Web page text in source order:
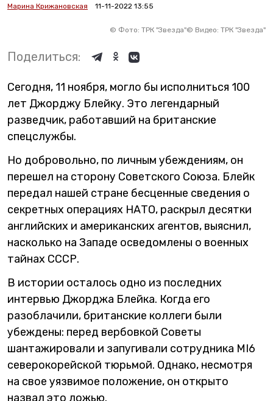
Марина Крижановская 11-11-2022 13:55
© Фото: ТРК "Звезда"© Видео: ТРК "Звезда"
Поделиться:
Сегодня, 11 ноября, могло бы исполниться 100
лет Джорджу Блейку. Это легендарный
разведчик, работавший на британские
спецслужбы.
Но добровольно, по личным убеждениям, он
перешел на сторону Советского Союза. Блейк
передал нашей стране бесценные сведения о
секретных операциях НАТО, раскрыл десятки
английских и американских агентов, выяснил,
насколько на Западе осведомлены о военных
тайнах СССР.
В истории осталось одно из последних
интервью Джорджа Блейка. Когда его
разоблачили, британские коллеги были
убеждены: перед вербовкой Советы
шантажировали и запугивали сотрудника МI6
северокорейской тюрьмой. Однако, несмотря
на свое уязвимое положение, он открыто
назвал это ложью.